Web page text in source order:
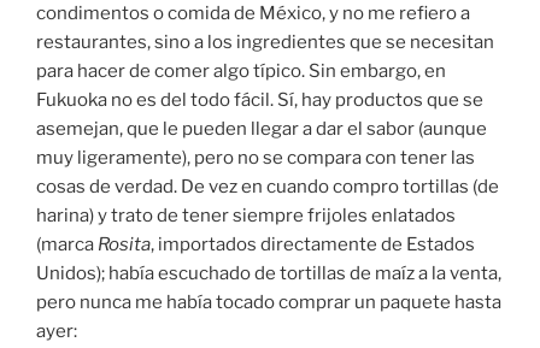
condimentos o comida de México, y no me refiero a
restaurantes, sino a los ingredientes que se necesitan
para hacer de comer algo típico. Sin embargo, en
Fukuoka no es del todo fácil. Sí, hay productos que se
asemejan, que le pueden llegar a dar el sabor (aunque
muy ligeramente), pero no se compara con tener las
cosas de verdad. De vez en cuando compro tortillas (de
harina) y trato de tener siempre frijoles enlatados
(marca Rosita, importados directamente de Estados
Unidos); había escuchado de tortillas de maíz a la venta,
pero nunca me había tocado comprar un paquete hasta
ayer: